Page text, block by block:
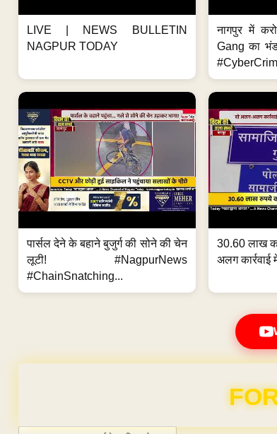
LIVE | NEWS BULLETIN
NAGPUR TODAY
नागपुर में
Gang का
पार्सल देने के बहाने बुजुर्ग की सोने की चेन
लूटी! #NagpurNews
#ChainSnatching...
30.60 लाख
अलग कार्रवाई
Domain &